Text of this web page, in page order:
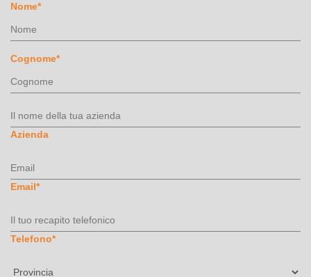
Nome*
Cognome*
Azienda
Email*
Telefono*